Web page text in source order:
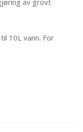
av grovt
10L vann. For